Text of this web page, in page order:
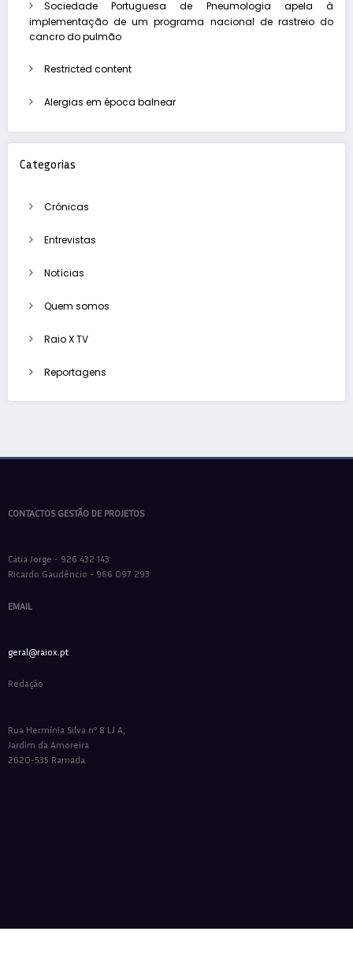
Sociedade Portuguesa de Pneumologia apela à
implementação de um programa nacional de rastreio do
cancro do pulmão
Restricted content
Alergias em época balnear
Categorias
Crónicas
Entrevistas
Notícias
Quem somos
Raio X TV
Reportagens
CONTACTOS GESTÃO DE PROJETOS
Cátia Jorge - 926 432 143
Ricardo Gaudêncio - 966 097 293
EMAIL
geral@raiox.pt
Redação
Rua Hermínia Silva nº 8 LJ A,
Jardim da Amoreira
2620-535 Ramada